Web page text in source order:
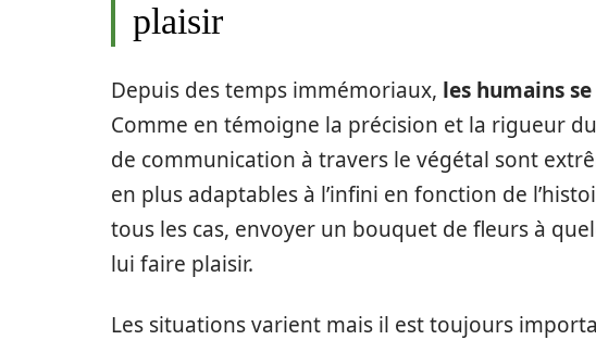
plaisir
Depuis des temps immémoriaux, les humains
Comme en témoigne la précision et la rigueur
de communication à travers le végétal sont
en plus adaptables à l’infini en fonction de
tous les cas, envoyer un bouquet de fleurs à
lui faire plaisir.
Les situations varient mais il est toujours